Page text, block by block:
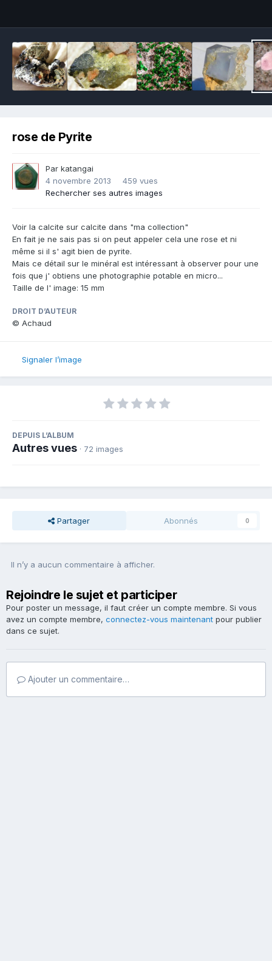
rose de Pyrite
Par katangai
4 novembre 2013
459 vues
Rechercher ses autres images
Voir la calcite sur calcite dans "ma collection"
En fait je ne sais pas si on peut appeler cela une rose et ni
même si il s' agit bien de pyrite.
Mais ce détail sur le minéral est intéressant à observer pour une
fois que j' obtiens une photographie potable en micro...
Taille de l' image: 15 mm
DROIT D’AUTEUR
© Achaud
Signaler l’image
DEPUIS L’ALBUM
Autres vues · 72 images
Partager Abonnés 0
Il n’y a aucun commentaire à afficher.
Rejoindre le sujet et participer
Pour poster un message, il faut créer un compte membre. Si vous
avez un compte membre, connectez-vous maintenant pour publier
dans ce sujet.
Ajouter un commentaire…